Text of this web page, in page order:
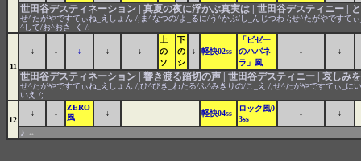
世田谷デスティネーション | 真夏の夜に浮かぶ真実は | 世田谷デスティニー |
せ^たがやですてぃね_えしょん /;ま^なつの/よ_るに/う^かぶ/し_んじつわ /;せ^たがやですて
^して/お^おき_く /;
11
↓ ↓ ↓ ↓ ↓
上
の
ソ
下
の
シ
↓ 軽快02ss
「ビゼー
のハバネ
ラ」風
↓ ↓
世田谷デスティネーション | 響き渡る踏切の声 | 世田谷デスティニー | 哀しみ
せ^たがやですてぃね_えしょん /;ひ^びき_わたる/ふ^みきりの/こ_え /;せ^たがやですてぃ_に
いえ /;
12
↓ ↓
ZERO
風
↓ 軽快04ss
ロック風0
3ss
↓ ↓
♪ ⇔